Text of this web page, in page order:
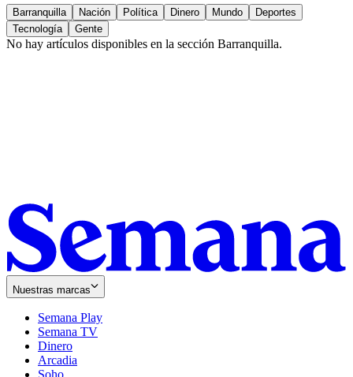
Barranquilla Nación Política Dinero Mundo
Deportes
Tecnología
Gente
No hay artículos disponibles en la sección Barranquilla.
Nuestras marcas
Semana Play
Semana TV
Dinero
Arcadia
Soho